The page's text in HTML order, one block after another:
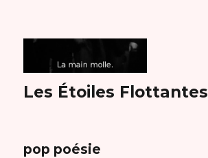
Les Étoiles Flottantes
pop poésie